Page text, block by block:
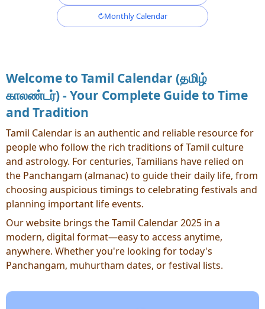
Monthly Calendar
Welcome to Tamil Calendar (தமிழ்
காலண்டர்) - Your Complete Guide to Time
and Tradition
Tamil Calendar is an authentic and reliable resource for
people who follow the rich traditions of Tamil culture
and astrology. For centuries, Tamilians have relied on
the Panchangam (almanac) to guide their daily life, from
choosing auspicious timings to celebrating festivals and
planning important life events.
Our website brings the Tamil Calendar 2025 in a
modern, digital format—easy to access anytime,
anywhere. Whether you're looking for today's
Panchangam, muhurtham dates, or festival lists.